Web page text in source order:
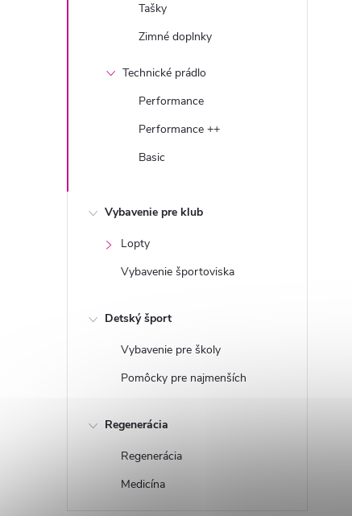
Tašky
Zimné doplnky
Technické prádlo
Performance
Performance ++
Basic
Vybavenie pre klub
Lopty
Vybavenie športoviska
Detský šport
Vybavenie pre školy
Pomôcky pre najmenších
Regenerácia
Regenerácia
Medicína